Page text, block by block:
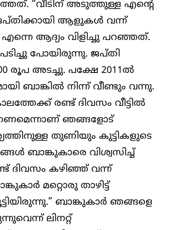
“വീടിന് അടുത്തുള്ള എന്റെ
ആളുകൾ വന്ന്
ആദ്യം വിളിച്ചു പറഞ്ഞത്.
പോയിരുന്നു. ജപ്തി
രൂപ അടച്ചു. പക്ഷേ 2011ൽ
ബാങ്കിൽ നിന്ന് വീണ്ടും വന്നു.
രണ്ട് ദിവസം വീട്ടിൽ
ഞങ്ങളോട്
തുണിയും കുട്ടികളുടെ
ബാങ്കുകാരെ വിശ്വസിച്ച്
ദിവസം കഴിഞ്ഞ് വന്ന്
മറ്റൊരു താഴിട്ട്
ബാങ്കുകാർ ഞങ്ങളെ
ലിനറ്റ്